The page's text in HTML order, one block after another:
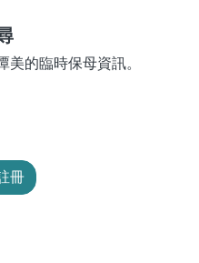
的臨時保母資訊。
冊